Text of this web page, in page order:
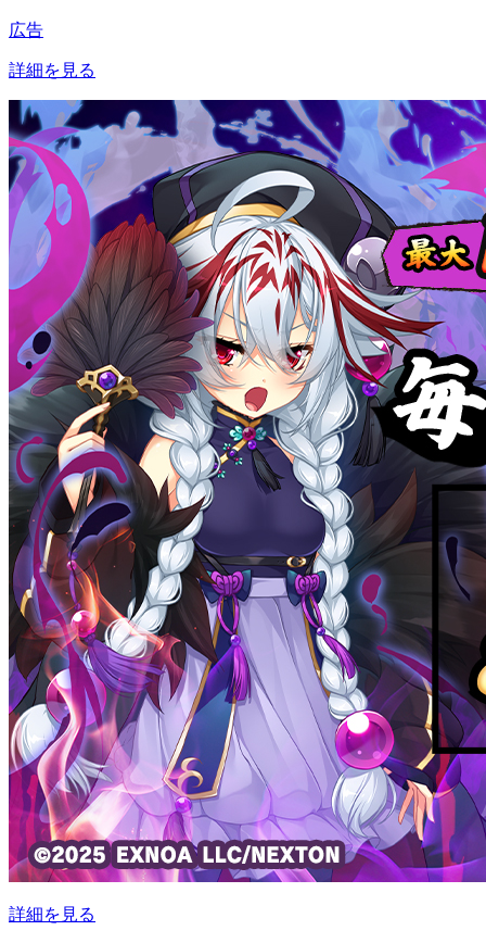
広告
詳細を見る
詳細を見る